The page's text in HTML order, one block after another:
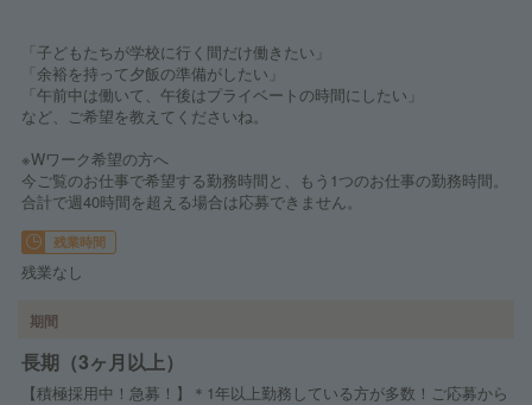
「子どもたちが学校に行く間だけ働きたい」
「余裕を持って夕飯の準備がしたい」
「午前中は働いて、午後はプライベートの時間にしたい」
など、ご希望を教えてくださいね。
※Wワーク希望の方へ
今ご覧のお仕事で希望する勤務時間と、もう1つのお仕事の勤務時間。
合計で週40時間を超える場合は応募できません。
残業時間
残業なし
期間
長期（3ヶ月以上）
【積極採用中！急募！】＊1年以上勤務している方が多数！ご応募から